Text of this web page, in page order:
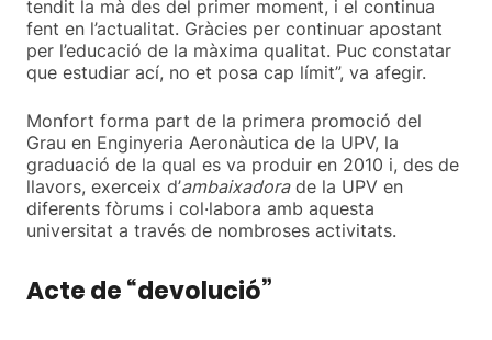
tendit la mà des del primer moment, i el continua
fent en l’actualitat. Gràcies per continuar apostant
per l’educació de la màxima qualitat. Puc constatar
que estudiar ací, no et posa cap límit”, va afegir.
Monfort forma part de la primera promoció del
Grau en Enginyeria Aeronàutica de la UPV, la
graduació de la qual es va produir en 2010 i, des de
llavors, exerceix d’ambaixadorade la UPV en
diferents fòrums i col·labora amb aquesta
universitat a través de nombroses activitats.
Acte de “devolució”